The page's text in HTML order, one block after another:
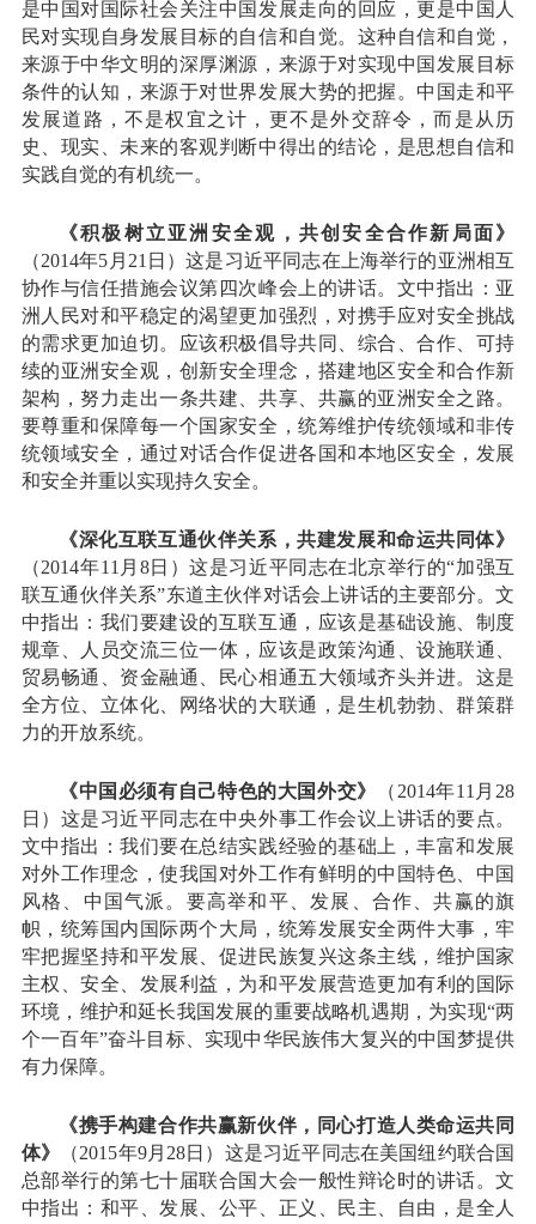
是中国对国际社会关注中国发展走向的回应，更是中国人
民对实现自身发展目标的自信和自觉。这种自信和自觉，
来源于中华文明的深厚渊源，来源于对实现中国发展目标
条件的认知，来源于对世界发展大势的把握。中国走和平
发展道路，不是权宜之计，更不是外交辞令，而是从历
史、现实、未来的客观判断中得出的结论，是思想自信和
实践自觉的有机统一。
《积极树立亚洲安全观，共创安全合作新局面》
（2014年5月21日）这是习近平同志在上海举行的亚洲相互
协作与信任措施会议第四次峰会上的讲话。文中指出：亚
洲人民对和平稳定的渴望更加强烈，对携手应对安全挑战
的需求更加迫切。应该积极倡导共同、综合、合作、可持
续的亚洲安全观，创新安全理念，搭建地区安全和合作新
架构，努力走出一条共建、共享、共赢的亚洲安全之路。
要尊重和保障每一个国家安全，统筹维护传统领域和非传
统领域安全，通过对话合作促进各国和本地区安全，发展
和安全并重以实现持久安全。
《深化互联互通伙伴关系，共建发展和命运共同体》
（2014年11月8日）这是习近平同志在北京举行的“加强互
联互通伙伴关系”东道主伙伴对话会上讲话的主要部分。文
中指出：我们要建设的互联互通，应该是基础设施、制度
规章、人员交流三位一体，应该是政策沟通、设施联通、
贸易畅通、资金融通、民心相通五大领域齐头并进。这是
全方位、立体化、网络状的大联通，是生机勃勃、群策群
力的开放系统。
《中国必须有自己特色的大国外交》
（2014年11月28
日）这是习近平同志在中央外事工作会议上讲话的要点。
文中指出：我们要在总结实践经验的基础上，丰富和发展
对外工作理念，使我国对外工作有鲜明的中国特色、中国
风格、中国气派。要高举和平、发展、合作、共赢的旗
帜，统筹国内国际两个大局，统筹发展安全两件大事，牢
牢把握坚持和平发展、促进民族复兴这条主线，维护国家
主权、安全、发展利益，为和平发展营造更加有利的国际
环境，维护和延长我国发展的重要战略机遇期，为实现“两
个一百年”奋斗目标、实现中华民族伟大复兴的中国梦提供
有力保障。
《携手构建合作共赢新伙伴，同心打造人类命运共同
体》
（2015年9月28日）这是习近平同志在美国纽约联合国
总部举行的第七十届联合国大会一般性辩论时的讲话。文
中指出：和平、发展、公平、正义、民主、自由，是全人